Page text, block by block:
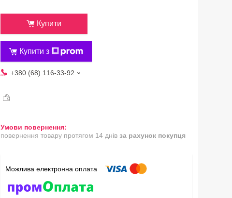
Купити
Купити з
+380 (68) 116-33-92
повернення товару протягом 14 днів за рахунок покупця